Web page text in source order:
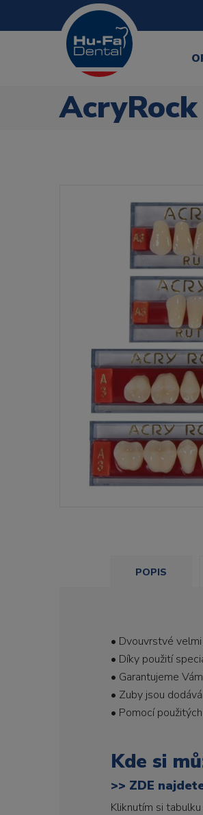
POPIS
• Dvouvrstvé
• Díky použití
• Garantujeme
• Zuby jsou
• Pomocí
Kde si
>> ZDE
Kliknutím si